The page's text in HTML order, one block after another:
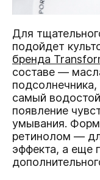
Для
подойдет
бренда
составе —
самый
появление
умывания.
ретинолом —
эффекта, а еще